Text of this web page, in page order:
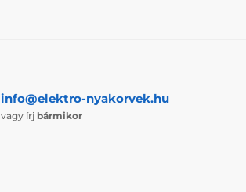
info@elektro-nyakorvek.hu
vagy írj bármikor